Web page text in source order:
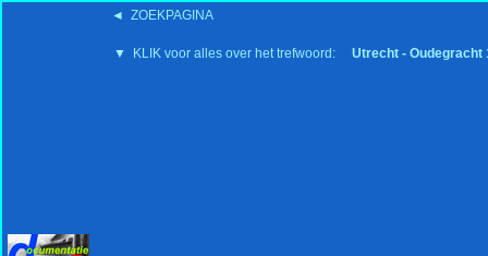
◄ ZOEKPAGINA
▼ KLIK voor alles over het trefwoord: Utrecht - Oudegracht
'15:19 19-2-2008